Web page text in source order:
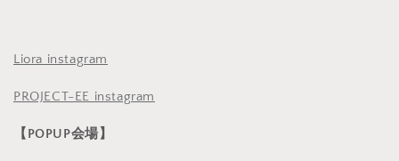
Liora instagram
PROJECT-EE instagram
【POPUP会場】